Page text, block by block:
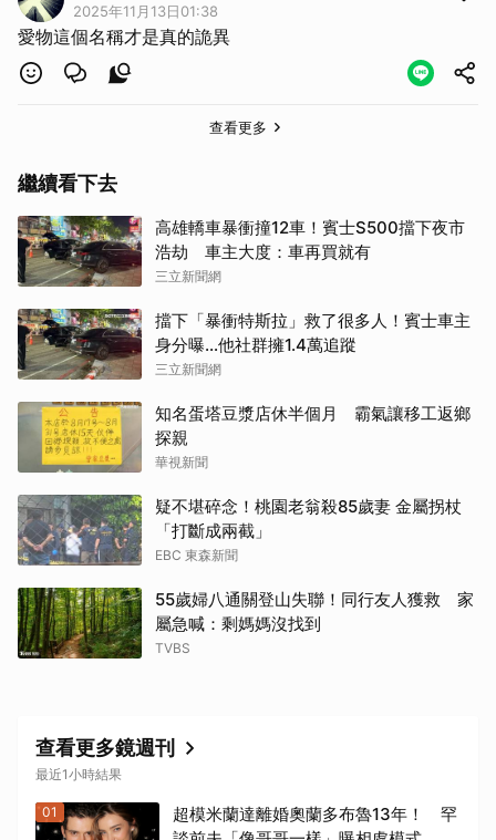
2025年11月13日01:38
愛物這個名稱才是真的詭異
查看更多
繼續看下去
高雄轎車暴衝撞12車！賓士S500擋下夜市
浩劫 車主大度：車再買就有
三立新聞網
擋下「暴衝特斯拉」救了很多人！賓士車主
身分曝…他社群擁1.4萬追蹤
三立新聞網
知名蛋塔豆漿店休半個月 霸氣讓移工返鄉
探親
華視新聞
疑不堪碎念！桃園老翁殺85歲妻 金屬拐杖
「打斷成兩截」
EBC 東森新聞
55歲婦八通關登山失聯！同行友人獲救 家
屬急喊：剩媽媽沒找到
TVBS
查看更多鏡週刊
最近1小時結果
01
超模米蘭達離婚奧蘭多布魯13年！ 罕
取消